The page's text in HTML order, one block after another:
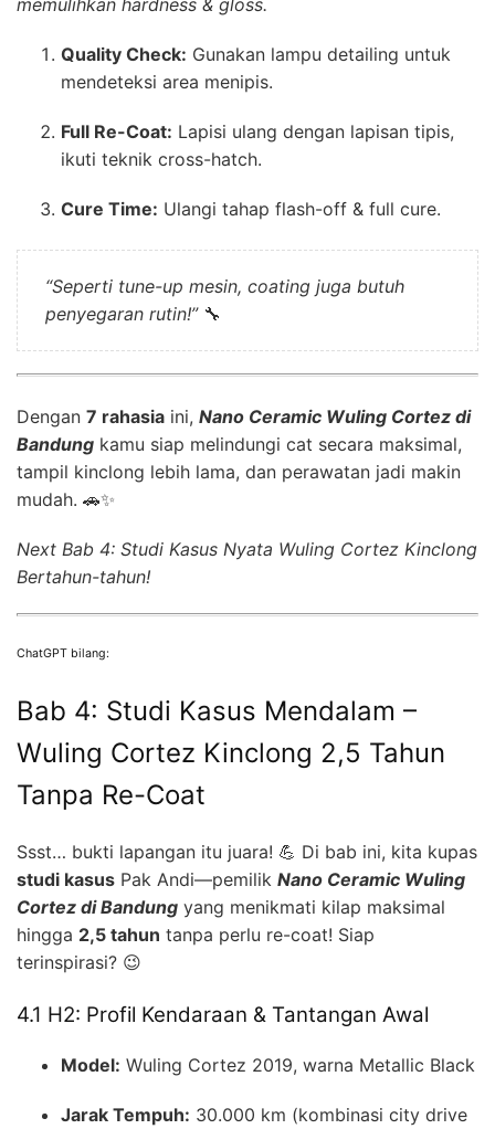
memulihkan hardness & gloss.
Quality Check: Gunakan lampu detailing untuk
mendeteksi area menipis.
Full Re-Coat: Lapisi ulang dengan lapisan tipis,
ikuti teknik cross-hatch.
Cure Time: Ulangi tahap flash-off & full cure.
“Seperti tune-up mesin, coating juga butuh
penyegaran rutin!”🔧
Dengan 7 rahasia ini, Nano Ceramic Wuling Cortez di
Bandung kamu siap melindungi cat secara maksimal,
tampil kinclong lebih lama, dan perawatan jadi makin
mudah. 🚗✨
Next Bab 4: Studi Kasus Nyata Wuling Cortez Kinclong
Bertahun-tahun!
ChatGPT bilang:
Bab 4: Studi Kasus Mendalam –
Wuling Cortez Kinclong 2,5 Tahun
Tanpa Re-Coat
Ssst… bukti lapangan itu juara! 💪 Di bab ini, kita kupas
studi kasus Pak Andi—pemilik Nano Ceramic Wuling
Cortez di Bandung yang menikmati kilap maksimal
hingga 2,5 tahun tanpa perlu re-coat! Siap
terinspirasi? 😉
4.1 H2: Profil Kendaraan & Tantangan Awal
Model: Wuling Cortez 2019, warna Metallic Black
Jarak Tempuh: 30.000 km (kombinasi city drive